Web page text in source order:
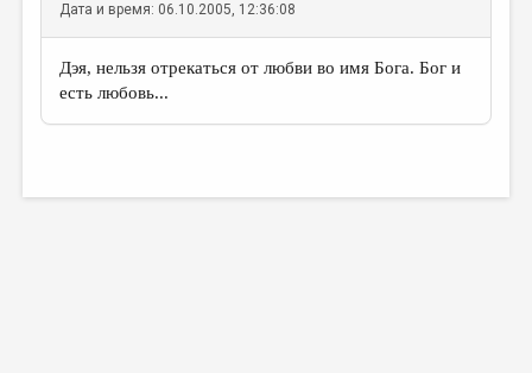
Дата и время: 06.10.2005, 12:36:08
Дэя, нельзя отрекаться от любви во имя Бога. Бог и
есть любовь...